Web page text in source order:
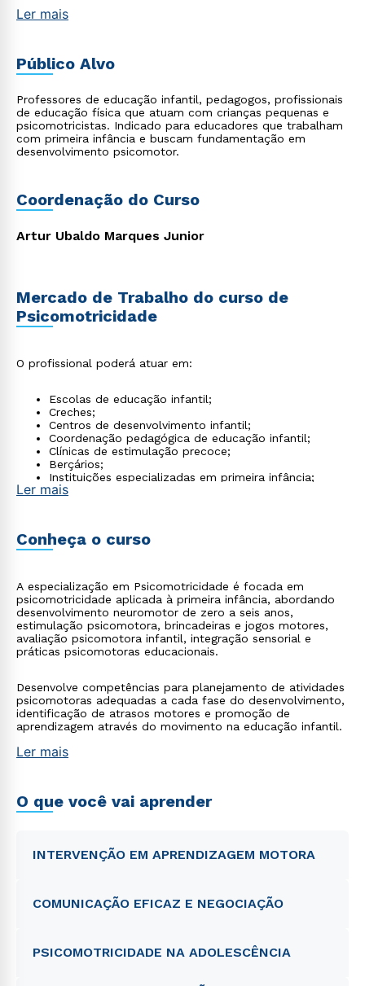
Ler mais
Público Alvo
Professores de educação infantil, pedagogos, profissionais
de educação física que atuam com crianças pequenas e
psicomotricistas. Indicado para educadores que trabalham
com primeira infância e buscam fundamentação em
desenvolvimento psicomotor.
Coordenação do Curso
Artur Ubaldo Marques Junior
Mercado de Trabalho do curso de
Psicomotricidade
O profissional poderá atuar em:
Escolas de educação infantil;
Creches;
Centros de desenvolvimento infantil;
Coordenação pedagógica de educação infantil;
Clínicas de estimulação precoce;
Berçários;
Instituições especializadas em primeira infância;
Valorização crescente da psicomotricidade nos
Ler mais
Conheça o curso
A especialização em Psicomotricidade é focada em
psicomotricidade aplicada à primeira infância, abordando
desenvolvimento neuromotor de zero a seis anos,
estimulação psicomotora, brincadeiras e jogos motores,
avaliação psicomotora infantil, integração sensorial e
práticas psicomotoras educacionais.
Desenvolve competências para planejamento de atividades
psicomotoras adequadas a cada fase do desenvolvimento,
identificação de atrasos motores e promoção de
aprendizagem através do movimento na educação infantil.
Ler mais
O que você vai aprender
INTERVENÇÃO EM APRENDIZAGEM MOTORA
COMUNICAÇÃO EFICAZ E NEGOCIAÇÃO
PSICOMOTRICIDADE NA ADOLESCÊNCIA